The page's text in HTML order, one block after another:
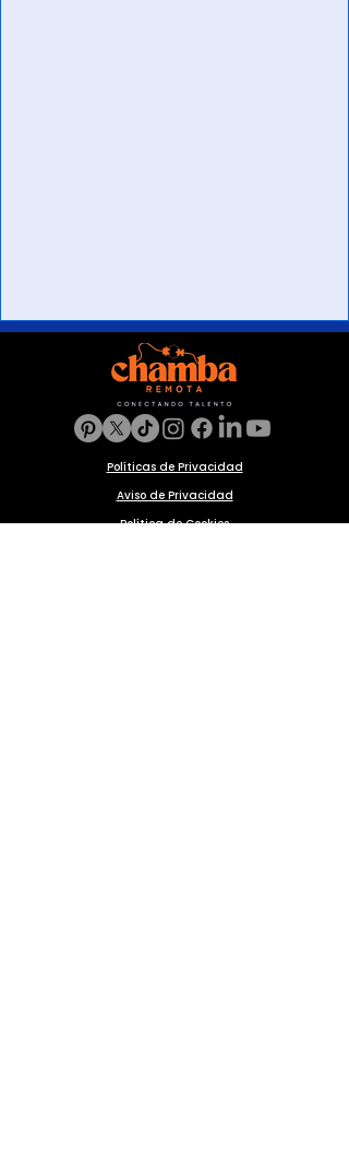
Políticas de Privacidad
Aviso de Privacidad
Política de Cookies